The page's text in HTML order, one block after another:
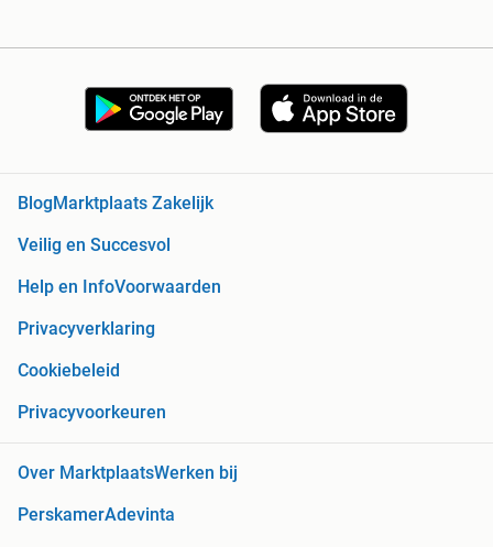
BlogMarktplaats Zakelijk
Veilig en Succesvol
Help en InfoVoorwaarden
Privacyverklaring
Cookiebeleid
Privacyvoorkeuren
Over MarktplaatsWerken bij
PerskamerAdevinta